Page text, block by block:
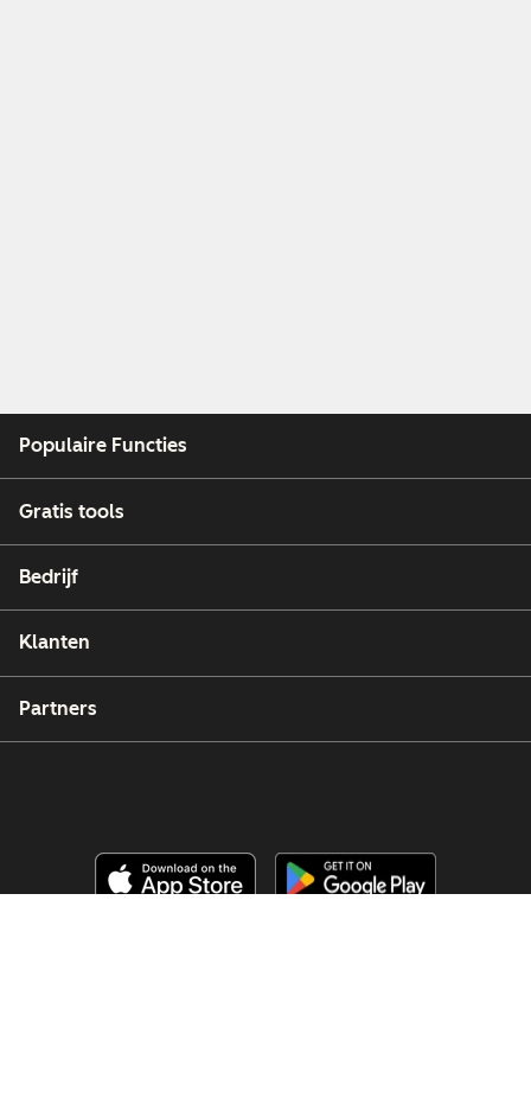
Populaire Functies
Gratis tools
Bedrijf
Klanten
Partners